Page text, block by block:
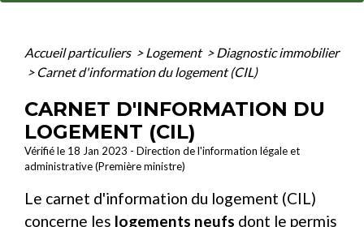
Accueil particuliers > Logement > Diagnostic immobilier
> Carnet d'information du logement (CIL)
CARNET D'INFORMATION DU
LOGEMENT (CIL)
Vérifié le 18 Jan 2023 - Direction de l'information légale et
administrative (Première ministre)
Le carnet d'information du logement (CIL)
concerne les logements neufs dont le permis